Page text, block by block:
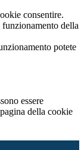
consentire.
della
potete
essere
della cookie